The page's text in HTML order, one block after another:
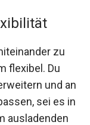
zu
flexibel. Du
und an
sei es in
ausladenden